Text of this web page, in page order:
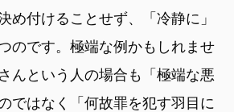
め付けることせず、「冷静に」
のです。極端な例かもしれませ
んという人の場合も「極端な悪
ではなく「何故罪を犯す羽目に